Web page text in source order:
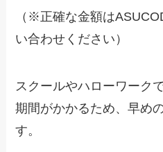
（※正確な金額は
い合わせください）
スクールやハローワーク
期間がかかるため、早め
す。